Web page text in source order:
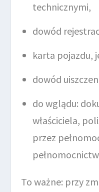
technicznymi,
dowód
karta pojazdu,
dowód
do wglądu:
właściciela,
przez
To ważne: przy